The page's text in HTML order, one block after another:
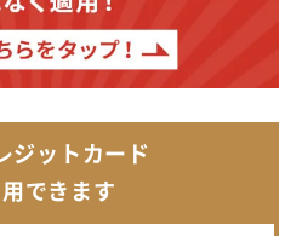
ジットカード
できます